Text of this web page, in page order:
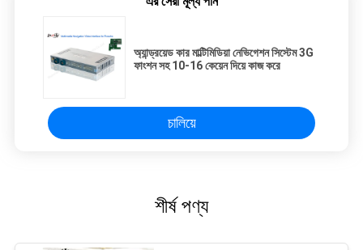
অ্যান্ড্রয়েড কার মাল্টিমিডিয়া নেভিগেশন সিস্টেম 3G
ফাংশন সহ 10-16 কেয়েন দিয়ে কাজ করে
চালিয়ে
শীর্ষ পণ্য